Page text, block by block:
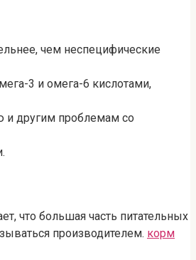
чем неспецифические
3 и омега-6 кислотами,
и другим проблемам со
что большая часть питательных
производителем. корм